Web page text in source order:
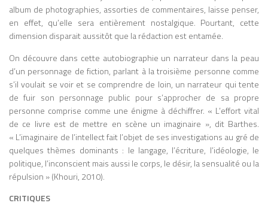
album de photographies, assorties de commentaires, laisse penser,
en effet, qu’elle sera entièrement nostalgique. Pourtant, cette
dimension disparait aussitôt que la rédaction est entamée.
On découvre dans cette autobiographie un narrateur dans la peau
d’un personnage de fiction, parlant à la troisième personne comme
s’il voulait se voir et se comprendre de loin, un narrateur qui tente
de fuir son personnage public pour s’approcher de sa propre
personne comprise comme une énigme à déchiffrer. « L’effort vital
de ce livre est de mettre en scène un imaginaire », dit Barthes.
« L’imaginaire de l’intellect fait l’objet de ses investigations au gré de
quelques thèmes dominants : le langage, l’écriture, l’idéologie, le
politique, l’inconscient mais aussi le corps, le désir, la sensualité ou la
répulsion » (Khouri, 2010).
CRITIQUES